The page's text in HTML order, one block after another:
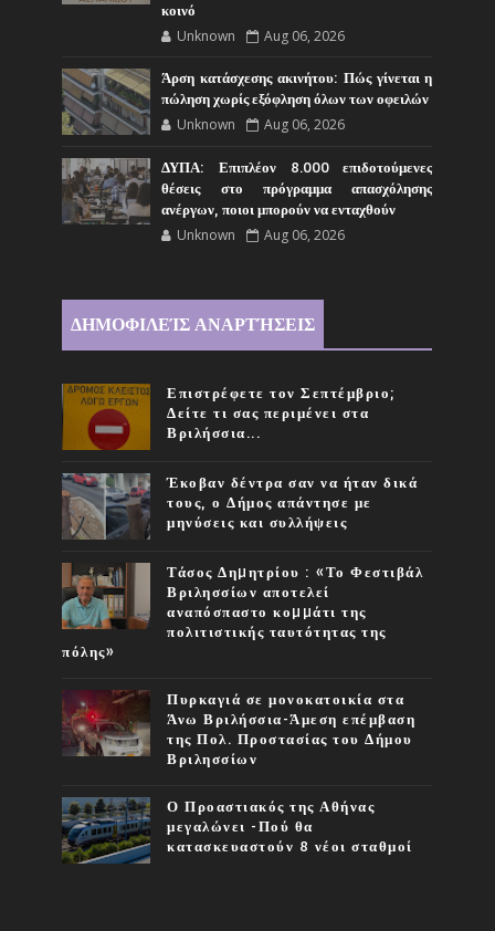
κοινό
Unknown Aug 06, 2026
Άρση κατάσχεσης ακινήτου: Πώς γίνεται η
πώληση χωρίς εξόφληση όλων των οφειλών
Unknown Aug 06, 2026
ΔΥΠΑ: Επιπλέον 8.000 επιδοτούμενες
θέσεις στο πρόγραμμα απασχόλησης
ανέργων, ποιοι μπορούν να ενταχθούν
Unknown Aug 06, 2026
ΔΗΜΟΦΙΛΕΊΣ ΑΝΑΡΤΉΣΕΙΣ
Επιστρέφετε τον Σεπτέμβριο;
Δείτε τι σας περιμένει στα
Βριλήσσια...
Έκοβαν δέντρα σαν να ήταν δικά
τους, ο Δήμος απάντησε με
μηνύσεις και συλλήψεις
Τάσος Δηµητρίου : «Το Φεστιβάλ
Βριλησσίων αποτελεί
αναπόσπαστο κοµµάτι της
πολιτιστικής ταυτότητας της
πόλης»
Πυρκαγιά σε μονοκατοικία στα
Άνω Βριλήσσια-Άμεση επέμβαση
της Πολ. Προστασίας του Δήμου
Βριλησσίων
Ο Προαστιακός της Αθήνας
μεγαλώνει -Πού θα
κατασκευαστούν 8 νέοι σταθμοί